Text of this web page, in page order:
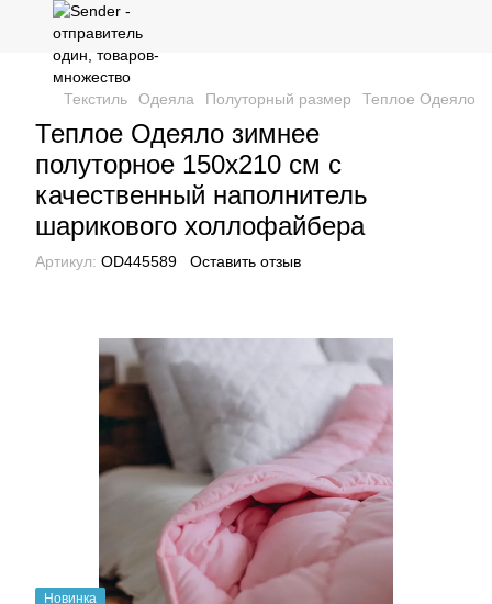
Текстиль Одеяла Полуторный размер Теплое Одеяло
Теплое Одеяло зимнее
полуторное 150х210 см с
качественный наполнитель
шарикового холлофайбера
Артикул: ОD445589 Оставить отзыв
Новинка